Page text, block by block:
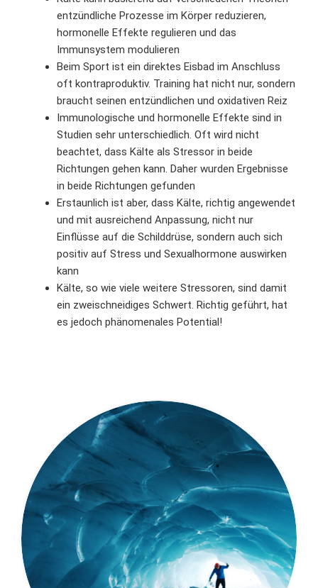
entzündliche Prozesse im Körper reduzieren,
hormonelle Effekte regulieren und das
Immunsystem modulieren
Beim Sport ist ein direktes Eisbad im Anschluss
oft kontraproduktiv. Training hat nicht nur, sondern
braucht seinen entzündlichen und oxidativen Reiz
Immunologische und hormonelle Effekte sind in
Studien sehr unterschiedlich. Oft wird nicht
beachtet, dass Kälte als Stressor in beide
Richtungen gehen kann. Daher wurden Ergebnisse
in beide Richtungen gefunden
Erstaunlich ist aber, dass Kälte, richtig angewendet
und mit ausreichend Anpassung, nicht nur
Einflüsse auf die Schilddrüse, sondern auch sich
positiv auf Stress und Sexualhormone auswirken
kann
Kälte, so wie viele weitere Stressoren, sind damit
ein zweischneidiges Schwert. Richtig geführt, hat
es jedoch phänomenales Potential!